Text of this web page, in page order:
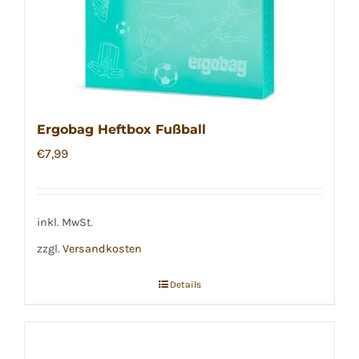
Ergobag Heftbox Fußball
€7,99
inkl. MwSt.
zzgl. Versandkosten
Details